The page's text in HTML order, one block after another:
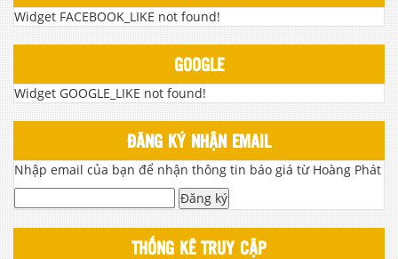
Widget FACEBOOK_LIKE not found!
GOOGLE
Widget GOOGLE_LIKE not found!
ĐĂNG KÝ NHẬN EMAIL
Nhập email của bạn để nhận thông tin báo giá từ Hoàng Phát
Đăng ký
THỐNG KÊ TRUY CẬP